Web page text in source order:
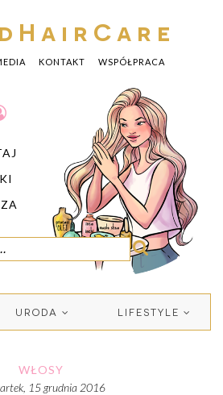
KONTAKT WSPÓŁPRACA
URODA LIFESTYLE
WŁOSY
15 grudnia 2016